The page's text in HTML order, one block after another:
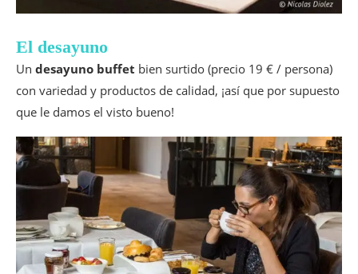
El desayuno
Un desayuno buffet bien surtido (precio 19 € / persona)
con variedad y productos de calidad, ¡así que por supuesto
que le damos el visto bueno!